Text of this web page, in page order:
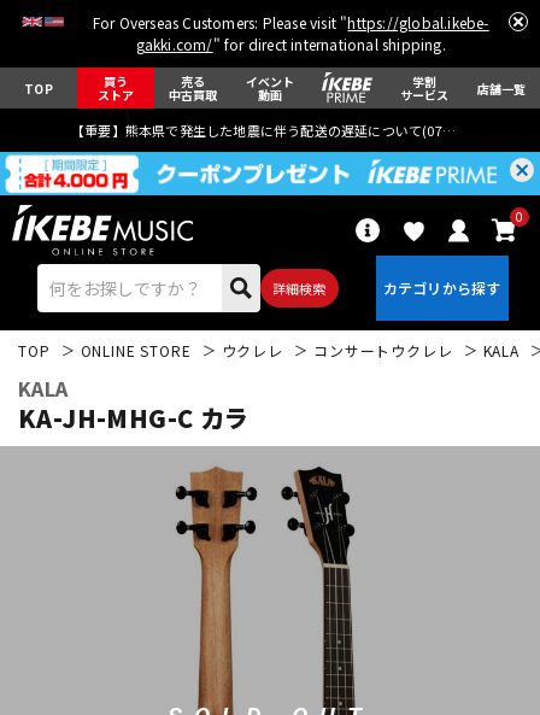
For Overseas Customers: Please visit "https://global.ikebe-
gakki.com/" for direct international shipping.
TOP 買う
ストア
売る
中古買取
イベント
動画
学割
サービス 店舗一覧
【重要】熊本県で発生した地震に伴う配送の遅延について(07月29日
詳細検索
0
エレキギター
パーカッション
TOP ONLINE STORE ウクレレ コンサートウクレレ KALA
KALA
KA-JH-MHG-C カラ